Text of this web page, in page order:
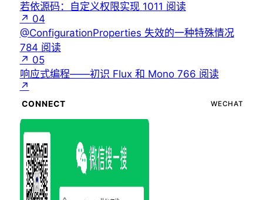
若依源码：自定义权限实现 1011 阅读
↗ 04
@ConfigurationProperties 失效的一种特殊情况
784 阅读
↗ 05
响应式编程——初识 Flux 和 Mono 766 阅读
↗
CONNECT WECHAT